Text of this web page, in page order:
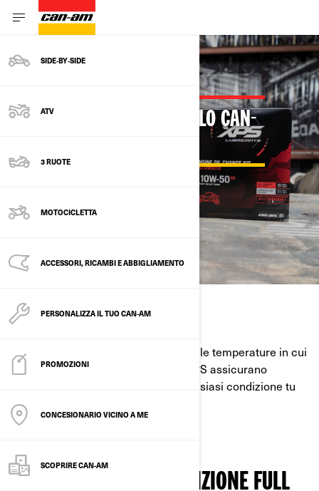
SIDE‑BY‑SIDE
ATV
3 RUOTE
MOTOCICLETTA
ACCESSORI, RICAMBI E ABBIGLIAMENTO
PERSONALIZZA IL TUO CAN-AM
PROMOZIONI
CONCESIONARIO VICINO A ME
SCOPRIRE CAN-AM
MANUTENZIONE DEL VEICOLO CAN-
IL VANTAGGIO XPS
Progettati e testati negli ambienti e alle temperature in cui
operano i veicoli BRP, i lubrificanti XPS assicurano
prestazioni e affidabilità al top in qualsiasi condizione tu
possa incontrare.
SOLUZIONE DI MANUTENZIONE FULL